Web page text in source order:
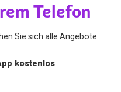
Telefon
Sie sich alle Angebote
kostenlos